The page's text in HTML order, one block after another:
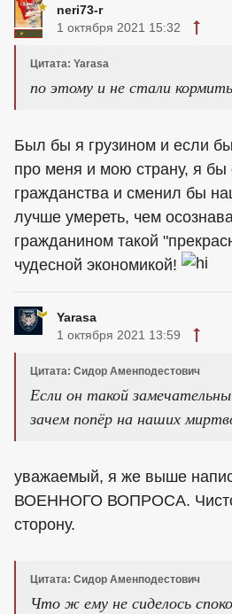
neri73-r
1 октября 2021 15:32
Цитата: Yarasa
по этому и не стали
Был бы я грузином и если
про меня и мою страну, я бы
гражданства и сменил бы
лучше умереть, чем
гражданином такой
чудесной экономикой!
Yarasa
1 октября 2021 13:59
Цитата: Сидор Аменподестович
Если он такой
зачем попёр на наших
уважаемый, я же выше
ВОЕННОГО ВОПРОСА. Чисто
сторону.
Цитата: Сидор Аменподестович
Что ж ему не сиделось